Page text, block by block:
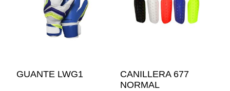
GUANTE LWG1
CANILLERA 677
NORMAL